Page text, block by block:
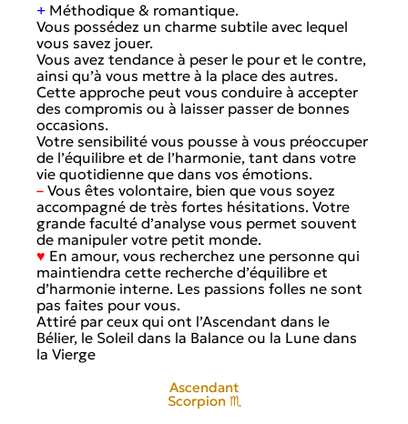
+ Méthodique & romantique.
Vous possédez un charme subtile avec lequel
vous savez jouer.
Vous avez tendance à peser le pour et le contre,
ainsi qu’à vous mettre à la place des autres.
Cette approche peut vous conduire à accepter
des compromis ou à laisser passer de bonnes
occasions.
Votre sensibilité vous pousse à vous préoccuper
de l’équilibre et de l’harmonie, tant dans votre
vie quotidienne que dans vos émotions.
– Vous êtes volontaire, bien que vous soyez
accompagné de très fortes hésitations. Votre
grande faculté d’analyse vous permet souvent
de manipuler votre petit monde.
♥ En amour, vous recherchez une personne qui
maintiendra cette recherche d’équilibre et
d’harmonie interne. Les passions folles ne sont
pas faites pour vous.
Attiré par ceux qui ont l’Ascendant dans le
Bélier, le Soleil dans la Balance ou la Lune dans
la Vierge
Ascendant
Scorpion ♏